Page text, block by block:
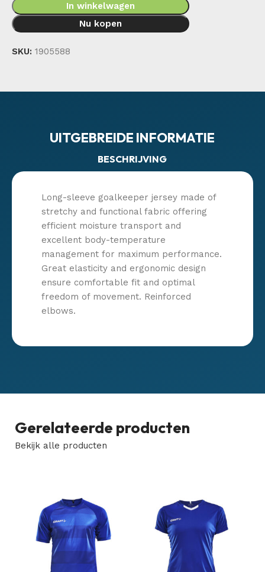
In winkelwagen
Nu kopen
SKU: 1905588
UITGEBREIDE INFORMATIE
BESCHRIJVING
Long-sleeve goalkeeper jersey made of
stretchy and functional fabric offering
efficient moisture transport and
excellent body-temperature
management for maximum performance.
Great elasticity and ergonomic design
ensure comfortable fit and optimal
freedom of movement. Reinforced
elbows.
Gerelateerde producten
Bekijk alle producten